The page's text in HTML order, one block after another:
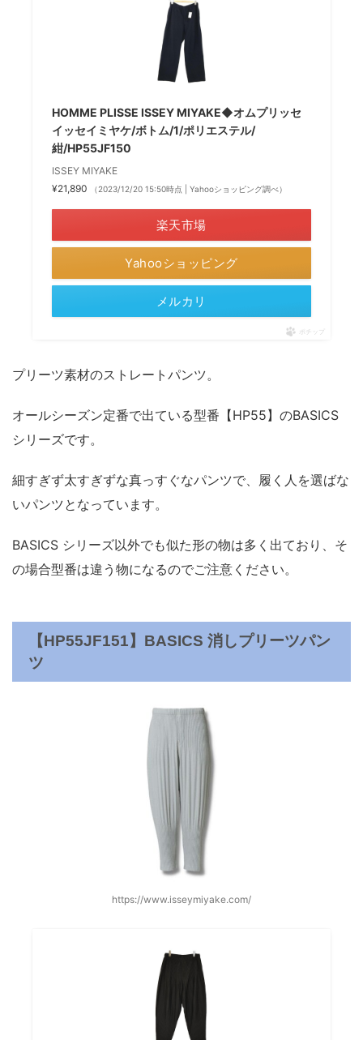
HOMME PLISSE ISSEY MIYAKE◆オムプリッセ
イッセイミヤケ/ボトム/1/ポリエステル/
紺/HP55JF150
ISSEY MIYAKE
¥21,890
（2023/12/20 15:50時点 | Yahooショッピング調べ）
楽天市場
Yahooショッピング
メルカリ
ポチップ
プリーツ素材のストレートパンツ。
オールシーズン定番で出ている型番【HP55】のBASICS
シリーズです。
細すぎず太すぎずな真っすぐなパンツで、履く人を選ばな
いパンツとなっています。
BASICS シリーズ以外でも似た形の物は多く出ており、そ
の場合型番は違う物になるのでご注意ください。
【HP55JF151】BASICS 消しプリーツパン
ツ
https://www.isseymiyake.com/